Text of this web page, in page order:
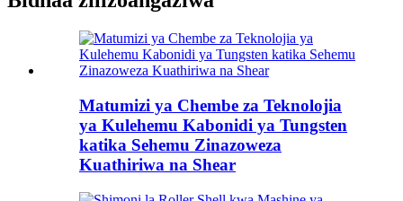
Matumizi ya Chembe za Teknolojia
ya Kulehemu Kabonidi ya Tungsten
katika Sehemu Zinazoweza
Kuathiriwa na Shear